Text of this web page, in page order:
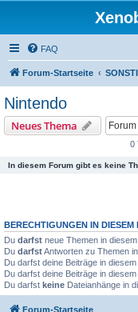
FAQ
Forum-Startseite
Nintendo
Neues Thema
0
In diesem Forum gibt es keine
BERECHTIGUNGEN IN DIESEM
Du darfst neue Themen in
Du darfstAntworten zu Themen
Du darfst deine Beiträge in
Du darfst deine Beiträge in
Du darfst keine Dateianhänge in
Forum-Startseite